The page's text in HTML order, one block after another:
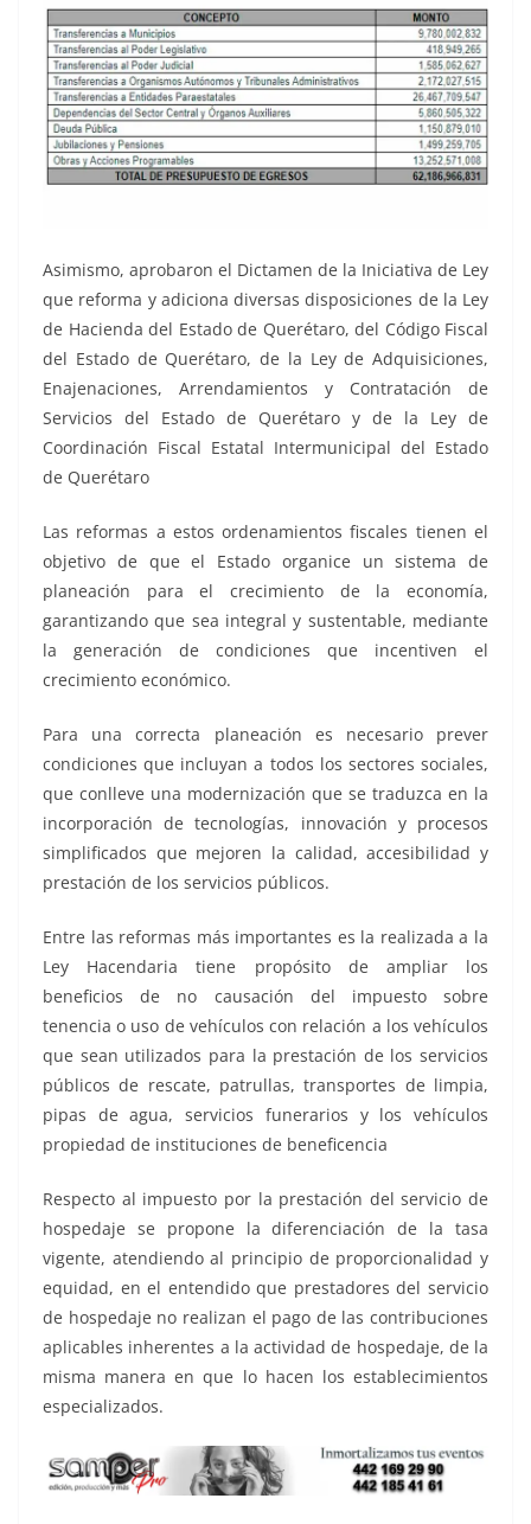
Asimismo, aprobaron el Dictamen de la Iniciativa de Ley
que reforma y adiciona diversas disposiciones de la Ley
de Hacienda del Estado de Querétaro, del Código Fiscal
del Estado de Querétaro, de la Ley de Adquisiciones,
Enajenaciones, Arrendamientos y Contratación de
Servicios del Estado de Querétaro y de la Ley de
Coordinación Fiscal Estatal Intermunicipal del Estado
de Querétaro
Las reformas a estos ordenamientos fiscales tienen el
objetivo de que el Estado organice un sistema de
planeación para el crecimiento de la economía,
garantizando que sea integral y sustentable, mediante
la generación de condiciones que incentiven el
crecimiento económico.
Para una correcta planeación es necesario prever
condiciones que incluyan a todos los sectores sociales,
que conlleve una modernización que se traduzca en la
incorporación de tecnologías, innovación y procesos
simplificados que mejoren la calidad, accesibilidad y
prestación de los servicios públicos.
Entre las reformas más importantes es la realizada a la
Ley Hacendaria tiene propósito de ampliar los
beneficios de no causación del impuesto sobre
tenencia o uso de vehículos con relación a los vehículos
que sean utilizados para la prestación de los servicios
públicos de rescate, patrullas, transportes de limpia,
pipas de agua, servicios funerarios y los vehículos
propiedad de instituciones de beneficencia
Respecto al impuesto por la prestación del servicio de
hospedaje se propone la diferenciación de la tasa
vigente, atendiendo al principio de proporcionalidad y
equidad, en el entendido que prestadores del servicio
de hospedaje no realizan el pago de las contribuciones
aplicables inherentes a la actividad de hospedaje, de la
misma manera en que lo hacen los establecimientos
especializados.